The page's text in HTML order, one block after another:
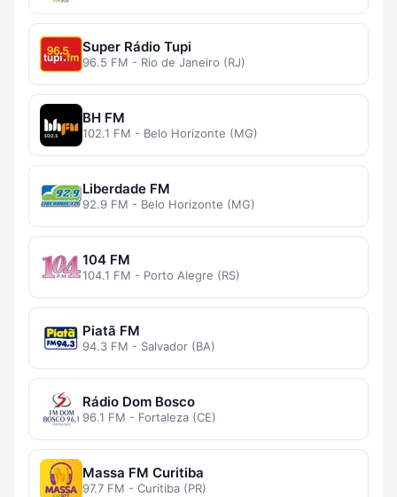
Super Rádio Tupi
96.5 FM - Rio de Janeiro (RJ)
BH FM
102.1 FM - Belo Horizonte (MG)
Liberdade FM
92.9 FM - Belo Horizonte (MG)
104 FM
104.1 FM - Porto Alegre (RS)
Piatã FM
94.3 FM - Salvador (BA)
Rádio Dom Bosco
96.1 FM - Fortaleza (CE)
Massa FM Curitiba
97.7 FM - Curitiba (PR)